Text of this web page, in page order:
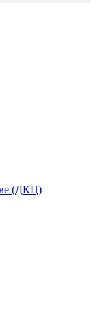
(ДКЦ)